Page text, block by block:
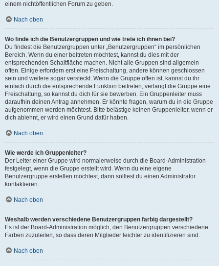
einem nichtöffentlichen Forum zu geben.
Nach oben
Wo finde ich die Benutzergruppen und wie trete ich ihnen bei?
Du findest die Benutzergruppen unter „Benutzergruppen“ im persönlichen
Bereich. Wenn du einer beitreten möchtest, kannst du dies mit der
entsprechenden Schaltfläche machen. Nicht alle Gruppen sind allgemein
offen. Einige erfordern erst eine Freischaltung, andere können geschlossen
sein und weitere sogar versteckt. Wenn die Gruppe offen ist, kannst du ihr
einfach durch die entsprechende Funktion beitreten; verlangt die Gruppe eine
Freischaltung, so kannst du dich für sie bewerben. Ein Gruppenleiter muss
daraufhin deinen Antrag annehmen. Er könnte fragen, warum du in die Gruppe
aufgenommen werden möchtest. Bitte belästige keinen Gruppenleiter, wenn er
dich ablehnt, er wird einen Grund dafür haben.
Nach oben
Wie werde ich Gruppenleiter?
Der Leiter einer Gruppe wird normalerweise durch die Board-Administration
festgelegt, wenn die Gruppe erstellt wird. Wenn du eine eigene
Benutzergruppe erstellen möchtest, dann solltest du einen Administrator
kontaktieren.
Nach oben
Weshalb werden verschiedene Benutzergruppen farbig dargestellt?
Es ist der Board-Administration möglich, den Benutzergruppen verschiedene
Farben zuzuteilen, so dass deren Mitglieder leichter zu identifizieren sind.
Nach oben